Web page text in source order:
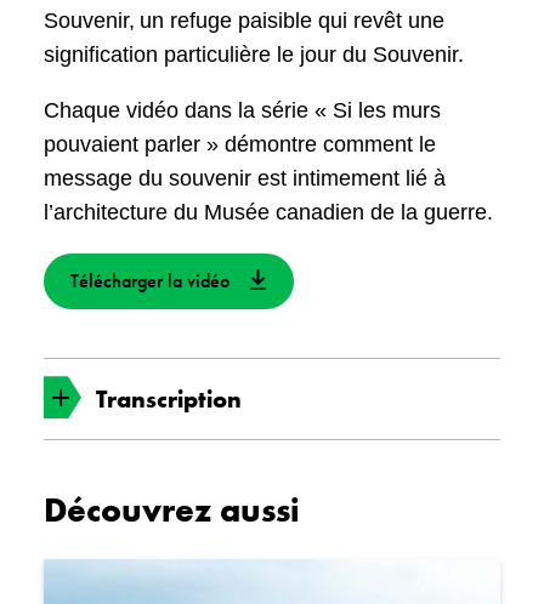
Souvenir, un refuge paisible qui revêt une
signification particulière le jour du Souvenir.
Chaque vidéo dans la série « Si les murs
pouvaient parler » démontre comment le
message du souvenir est intimement lié à
l’architecture du Musée canadien de la guerre.
Télécharger la vidéo
Transcription
sur le thème du Souvenir au Musée canadien
de la guerre. Je m’appelle Lilian et je suis
Découvrez aussi